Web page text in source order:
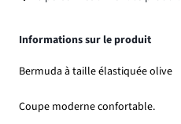
Informations sur le produit
Bermuda à taille élastiquée olive
Coupe moderne confortable.